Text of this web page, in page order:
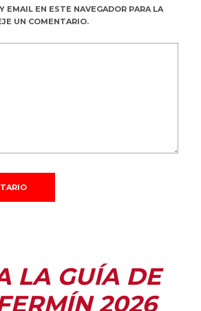
EMAIL EN ESTE NAVEGADOR PARA LA
UN COMENTARIO.
LA GUÍA DE
2026